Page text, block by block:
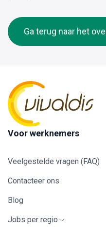
Ga terug naar het
Voor werknemers
Veelgestelde vragen (FAQ)
Contacteer ons
Blog
Jobs per regio